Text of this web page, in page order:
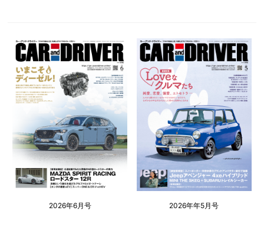
2026年6月号 2026年年5月号